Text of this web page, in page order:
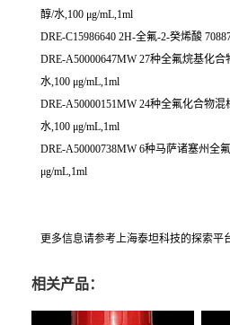
醇/水,100 μg/mL,1ml
DRE-C15986640 2H-全氟-2-癸烯酸
DRE-A50000647MW 27种全氟烷基化
水,100 μg/mL,1ml
DRE-A50000151MW 24种全氟化合物
水,100 μg/mL,1ml
DRE-A50000738MW 6种马萨诸塞州全
μg/mL,1ml
更多信息请参考上海泰坦科技的探索平
相关产品：